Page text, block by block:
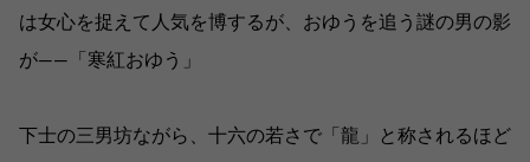
は女心を捉えて人気を博するが、おゆうを追う謎の男の影
が――「寒紅おゆう」
下士の三男坊ながら、十六の若さで「龍」と称されるほど